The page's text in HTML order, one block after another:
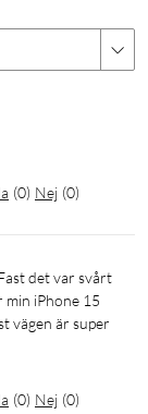
(0) Nej (0)
min iPhone 15
vägen är super
(0) Nej (0)